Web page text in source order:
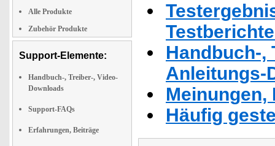
Alle Produkte
Zubehör Produkte
Support-Elemente:
Handbuch-, Treiber-, Video-
Downloads
Support-FAQs
Erfahrungen, Beiträge
Handbuch-,
Anleitungs-
Häufig